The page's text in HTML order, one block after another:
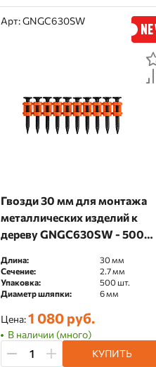
Арт: GNGC630SW
Гвозди 30 мм для монтажа
металлических изделий к
дереву GNGC630SW - 500
Длина:
30 мм
Сечение:
2.7 мм
Упаковка:
500 шт.
Диаметр шляпки:
6 мм
Цена:1 080 руб.
В наличии (много)
КУПИТЬ